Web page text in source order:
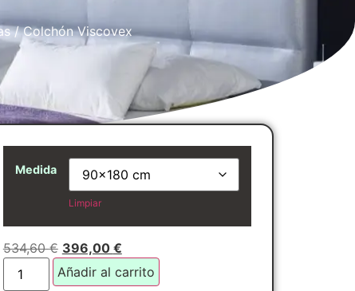
/ Colchón Viscovex
Medida
Limpiar
534,60€ 396,00 €
Añadir al carrito